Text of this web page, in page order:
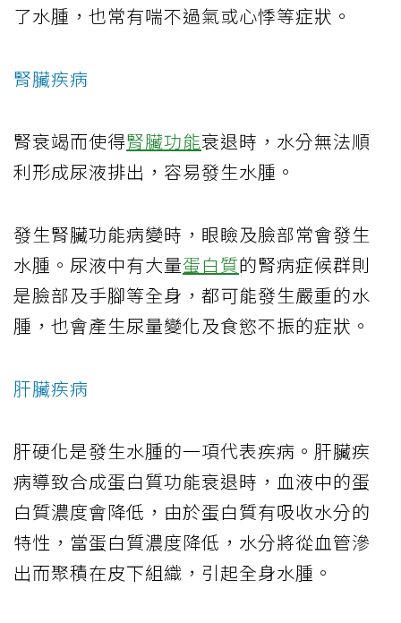
了水腫，也常有喘不過氣或心悸等症狀。
腎臟疾病
腎衰竭而使得腎臟功能衰退時，水分無法順
利形成尿液排出，容易發生水腫。
發生腎臟功能病變時，眼瞼及臉部常會發生
水腫。尿液中有大量蛋白質的腎病症候群則
是臉部及手腳等全身，都可能發生嚴重的水
腫，也會產生尿量變化及食慾不振的症狀。
肝臟疾病
肝硬化是發生水腫的一項代表疾病。肝臟疾
病導致合成蛋白質功能衰退時，血液中的蛋
白質濃度會降低，由於蛋白質有吸收水分的
特性，當蛋白質濃度降低，水分將從血管滲
出而聚積在皮下組織，引起全身水腫。